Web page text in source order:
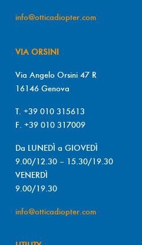
info@otticadiopter.com
VIA ORSINI
Via Angelo Orsini 47 R
16146 Genova
T. +39 010 315613
F. +39 010 317009
Da LUNEDÌ a GIOVEDÌ
9.00/12.30 – 15.30/19.30
VENERDÌ
9.00/19.30
info@otticadiopter.com